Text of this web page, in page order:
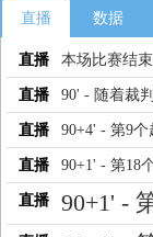
直播 数据
直播 本场比赛结
直播 90' - 随着裁
直播 90+4' - 第9
直播 90+1' - 第18
直播 90+1' -